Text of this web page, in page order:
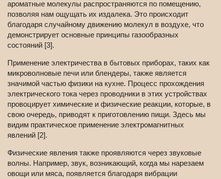
ароматные молекулы распространяются по помещению,
позволяя нам ощущать их издалека. Это происходит
благодаря случайному движению молекул в воздухе, что
демонстрирует основные принципы газообразных
состояний [3].
Применение электричества в бытовых приборах, таких как
микроволновые печи или блендеры, также является
значимой частью физики на кухне. Процесс прохождения
электрического тока через проводники в этих устройствах
провоцирует химические и физические реакции, которые, в
свою очередь, приводят к приготовлению пищи. Здесь мы
видим практическое применение электромагнитных
явлений [2].
Физические явления также проявляются через звуковые
волны. Например, звук, возникающий, когда мы нарезаем
овощи или мяса, появляется благодаря вибрации